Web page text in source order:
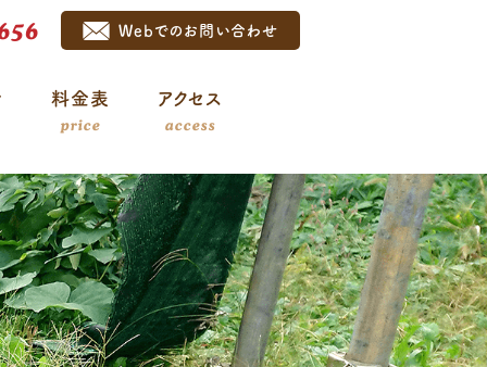
Webでのお問い合わせ
料金表
price
アクセス
access